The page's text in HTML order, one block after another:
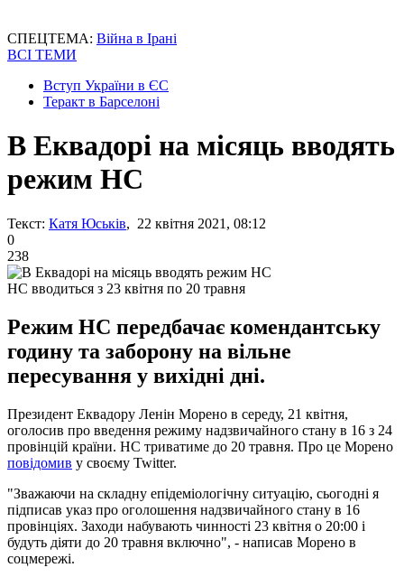
СПЕЦТЕМА: Війна в Ірані
ВСІ ТЕМИ
Вступ України в ЄС
Теракт в Барселоні
В Еквадорі на місяць вводять
режим НС
Текст: Катя Юськів, 22 квітня 2021, 08:12
0
238
НС вводиться з 23 квітня по 20 травня
Режим НС передбачає комендантську
годину та заборону на вільне
пересування у вихідні дні.
Президент Еквадору Ленін Морено в середу, 21 квітня,
оголосив про введення режиму надзвичайного стану в 16 з 24
провінцій країни. НС триватиме до 20 травня. Про це Морено
повідомив у своєму Twitter.
"Зважаючи на складну епідеміологічну ситуацію, сьогодні я
підписав указ про оголошення надзвичайного стану в 16
провінціях. Заходи набувають чинності 23 квітня о 20:00 і
будуть діяти до 20 травня включно", - написав Морено в
соцмережі.